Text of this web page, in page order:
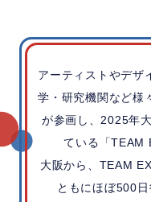
アーティストやデザ
学・研究機関など様
が参画し、2025年
ている「TEAM
大阪から、TEAM
ともにほぼ500日